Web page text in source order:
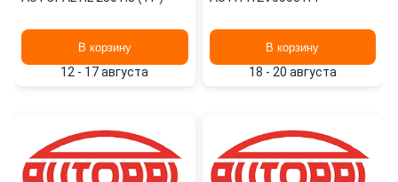
В корзину
12 - 17 августа
В корзину
18 - 20 августа